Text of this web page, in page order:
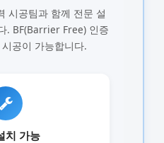
시공팀과 함께 전문 설
. BF(Barrier Free) 인증
공이 가능합니다.
치 가능